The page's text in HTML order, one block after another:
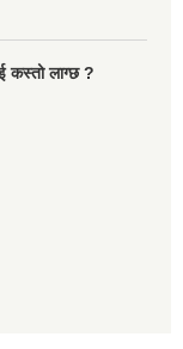
कस्तो लाग्छ ?